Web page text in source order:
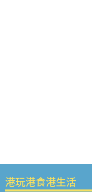
港玩港食港生活